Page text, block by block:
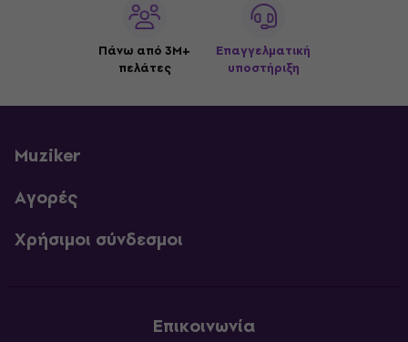
Πάνω από 3M+
πελάτες
Επαγγελματική
υποστήριξη
Muziker
Αγορές
Χρήσιμοι σύνδεσμοι
Επικοινωνία